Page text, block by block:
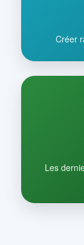
Créer
Les